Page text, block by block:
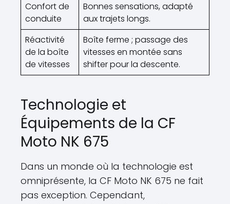
Confort de
conduite
Bonnes sensations, adapté
aux trajets longs.
Réactivité
de la boîte
de vitesses
Boîte ferme ; passage des
vitesses en montée sans
shifter pour la descente.
Technologie et
Équipements de la CF
Moto NK 675
Dans un monde où la technologie est
omniprésente, la CF Moto NK 675 ne fait
pas exception. Cependant,